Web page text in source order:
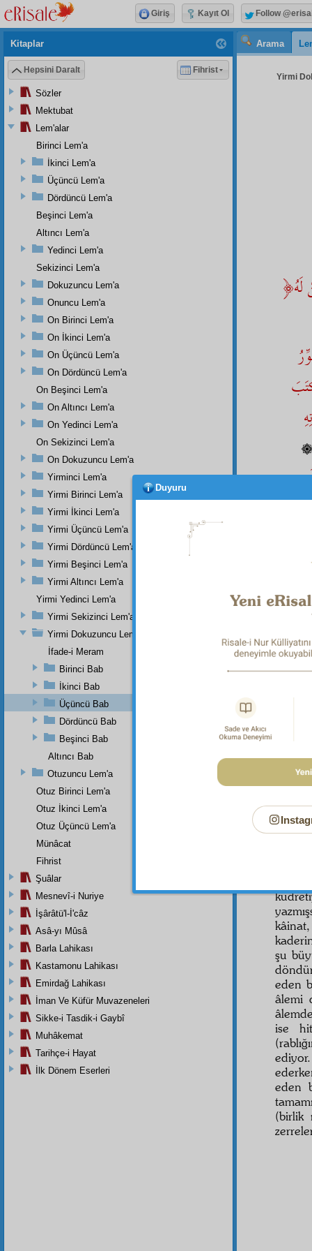
Arama
Yirmi
﴿وَقُلِ الْحَمْدُ لِلّٰهِ الَّذِى لَمْ يَتَّخّذْ وَلَدًا وَلَمْ يَكُنْ لَهُ شَرِيكٌ فِى الْمُلْكِ وَلمْ يَكُنْ لَهُ
"De
Ve
şu
eden
âlemi
ise
eden
(birlik
Kitaplar
Hepsini Daralt Fihrist
Sözler
Mektubat
Lem'alar
Birinci Lem'a
İkinci Lem'a
Üçüncü Lem'a
Dördüncü Lem'a
Beşinci Lem'a
Altıncı Lem'a
Yedinci Lem'a
Sekizinci Lem'a
Dokuzuncu Lem'a
Onuncu Lem'a
On Birinci Lem'a
On İkinci Lem'a
On Üçüncü Lem'a
On Dördüncü Lem'a
On Beşinci Lem'a
On Altıncı Lem'a
On Yedinci Lem'a
On Sekizinci Lem'a
On Dokuzuncu Lem'a
Yirminci Lem'a
Yirmi Birinci Lem'a
Yirmi İkinci Lem'a
Yirmi Üçüncü Lem'a
Yirmi Dördüncü Lem'a
Yirmi Beşinci Lem'a
Yirmi Altıncı Lem'a
Yirmi Yedinci Lem'a
Yirmi Sekizinci Lem'a
Yirmi Dokuzuncu Lem'a
İfade-i Meram
Birinci Bab
İkinci Bab
Üçüncü Bab
Dördüncü Bab
Beşinci Bab
Altıncı Bab
Otuzuncu Lem'a
Otuz Birinci Lem'a
Otuz İkinci Lem'a
Otuz Üçüncü Lem'a
Münâcat
Fihrist
Şuâlar
Mesnevî-i Nuriye
İşârâtü'l-İ'câz
Asâ-yı Mûsâ
Barla Lahikası
Kastamonu Lahikası
Emirdağ Lahikası
İman Ve Küfür Muvazeneleri
Sikke-i Tasdik-i Gaybî
Muhâkemat
Tarihçe-i Hayat
İlk Dönem Eserleri
Giriş Kayıt Ol Follow
Duyuru